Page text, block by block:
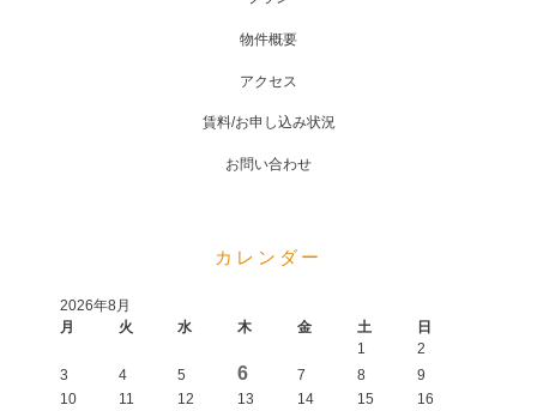
物件概要
アクセス
賃料/お申し込み状況
お問い合わせ
カレンダー
2026年8月
月
火 水 木 金 土
日
1
2
3
4 5 6 7 8
9
10
11 12 13 14 15 16